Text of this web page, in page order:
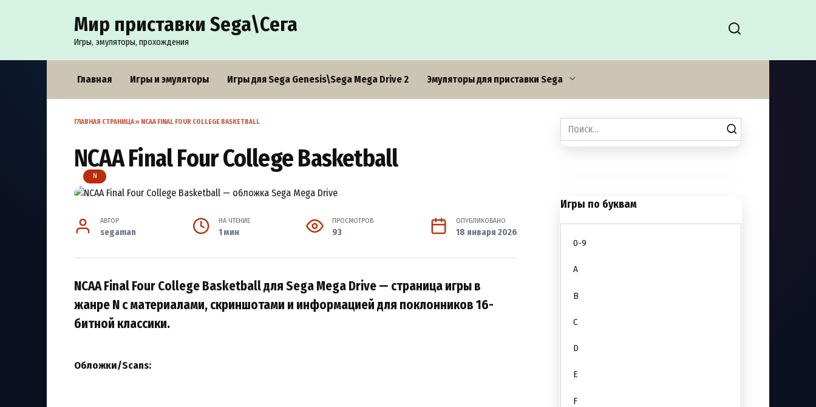
Мир приставки Sega\Сега
Игры, эмуляторы, прохождения
Главная Игры и эмуляторы Игры для Sega Genesis\Sega Mega Drive 2 Эмуляторы для приставки Sega
ГЛАВНАЯ СТРАНИЦА» NCAA FINAL FOUR COLLEGE BASKETBALL
NCAA Final Four College Basketball
N
АВТОР
segaman
НА ЧТЕНИЕ
1 мин
ПРОСМОТРОВ
93
ОПУБЛИКОВАНО
18 января 2026
NCAA Final Four College Basketball для Sega Mega Drive — страница игры в
жанре N с материалами, скриншотами и информацией для поклонников 16-
битной классики.
Обложки/Scans:
Search
for:
Игры по буквам
0-9
A
B
C
D
E
F